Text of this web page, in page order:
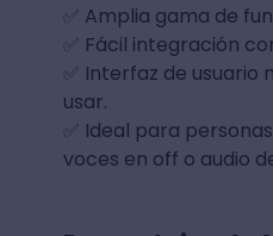
✅ Amplia gama de
✅ Fácil integración
✅ Interfaz de
usar.
✅ Ideal para
voces en off o audio